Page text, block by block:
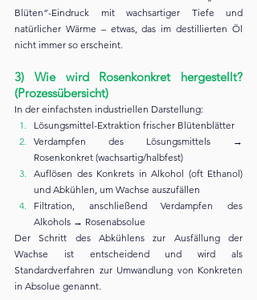
Blüten“-Eindruck mit wachsartiger Tiefe und
natürlicher Wärme – etwas, das im destillierten Öl
nicht immer so erscheint.
3) Wie wird Rosenkonkret hergestellt?
(Prozessübersicht)
In der einfachsten industriellen Darstellung:
Lösungsmittel-Extraktion frischer Blütenblätter
Verdampfen des Lösungsmittels →
Rosenkonkret (wachsartig/halbfest)
Auflösen des Konkrets in Alkohol (oft Ethanol)
und Abkühlen, um Wachse auszufällen
Filtration, anschließend Verdampfen des
Alkohols → Rosenabsolue
Der Schritt des Abkühlens zur Ausfällung der
Wachse ist entscheidend und wird als
Standardverfahren zur Umwandlung von Konkreten
in Absolue genannt.